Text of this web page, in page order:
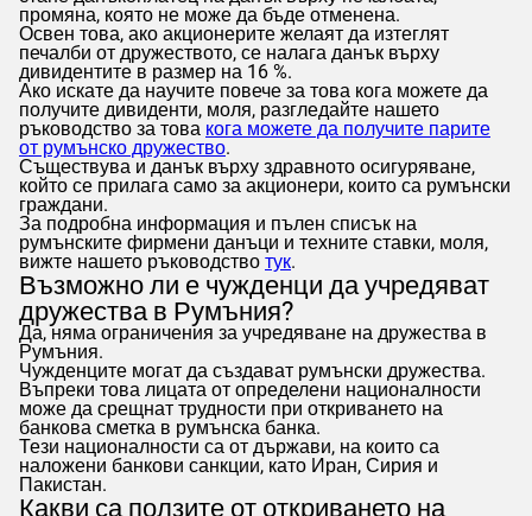
промяна, която не може да бъде отменена.
Освен това, ако акционерите желаят да изтеглят
печалби от дружеството, се налага данък върху
дивидентите в размер на 16 %.
Ако искате да научите повече за това кога можете да
получите дивиденти, моля, разгледайте нашето
ръководство за това кога можете да получите парите
от румънско дружество.
Съществува и данък върху здравното осигуряване,
който се прилага само за акционери, които са румънски
граждани.
За подробна информация и пълен списък на
румънските фирмени данъци и техните ставки, моля,
вижте нашето ръководство тук.
Възможно ли е чужденци да учредяват
дружества в Румъния?
Да, няма ограничения за учредяване на дружества в
Румъния.
Чужденците могат да създават румънски дружества.
Въпреки това лицата от определени националности
може да срещнат трудности при откриването на
банкова сметка в румънска банка.
Тези националности са от държави, на които са
наложени банкови санкции, като Иран, Сирия и
Пакистан.
Какви са ползите от откриването на